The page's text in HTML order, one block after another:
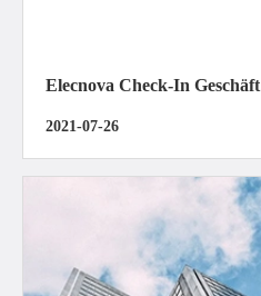
Elecnova Check-In Geschäft
2021-07-26